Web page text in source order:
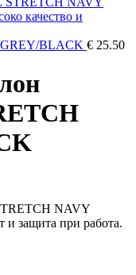
GREY/BLACK € 25.50
NAVY
и защита при работа.